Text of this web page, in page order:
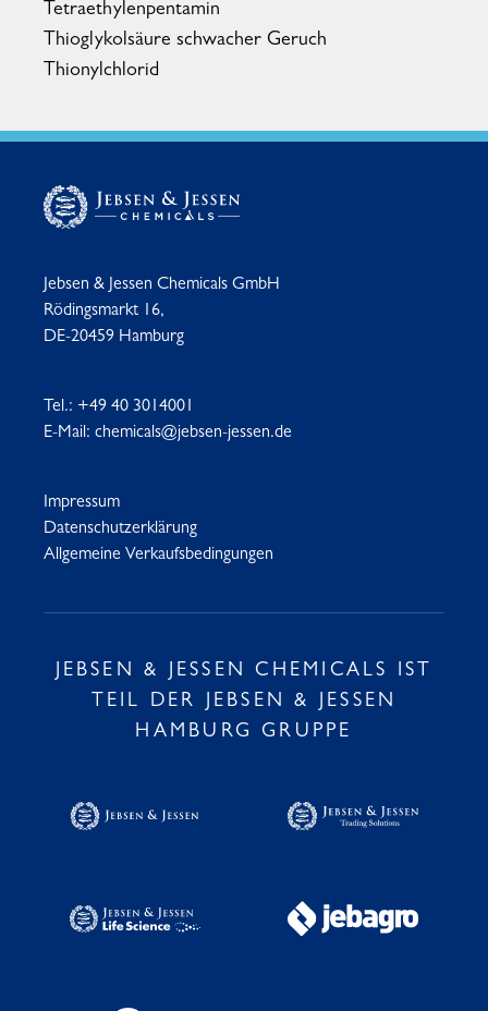
Tetraethylenpentamin
Thioglykolsäure schwacher Geruch
Thionylchlorid
Jebsen & Jessen Chemicals GmbH
Rödingsmarkt 16,
DE-20459 Hamburg
Tel.: +49 40 3014001
E-Mail: chemicals@jebsen-jessen.de
Impressum
Datenschutzerklärung
Allgemeine Verkaufsbedingungen
JEBSEN & JESSEN CHEMICALS IST
TEIL DER JEBSEN & JESSEN
HAMBURG GRUPPE